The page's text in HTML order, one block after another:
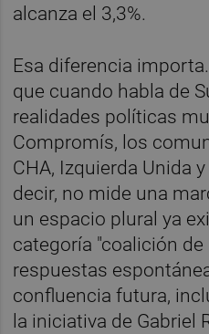
alcanza el 3,3%.
Esa diferencia
que cuando habla de
realidades políticas
Compromís, los
CHA, Izquierda Unida
decir, no mide una
un espacio plural ya
categoría "coalición
respuestas
confluencia futura,
la iniciativa de Gabriel